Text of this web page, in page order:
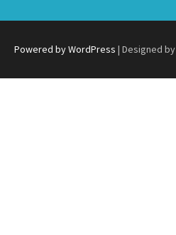
Powered by WordPress | Designed by